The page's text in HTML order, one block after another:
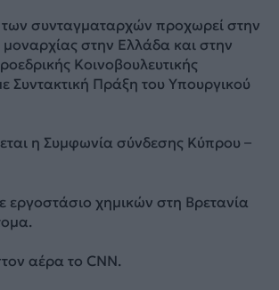
συνταγματαρχών προχωρεί στην
στην Ελλάδα και στην
Κοινοβουλευτικής
Συντακτική Πράξη του Υπουργικού
η Συμφωνία σύνδεσης Κύπρου –
εργοστάσιο χημικών στη Βρετανία
αέρα το CNN.